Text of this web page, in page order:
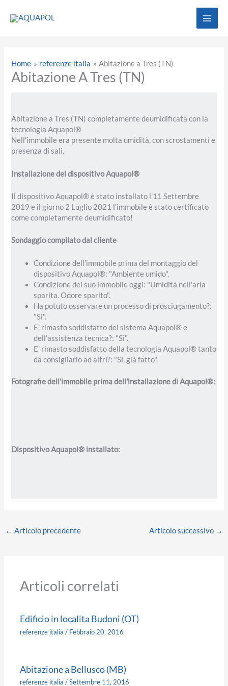
Home referenze italia Abitazione a Tres (TN)
Abitazione A Tres (TN)
Abitazione a Tres (TN) completamente deumidificata con la
tecnologia Aquapol®
Nell'immobile era presente molta umidità, con scrostamenti e
presenza di sali.
Installazione del dispositivo Aquapol®
Il dispositivo Aquapol® è stato installato l'11 Settembre
2019 e il giorno 2 Luglio 2021 l'immobile è stato certificato
come completamente deumidificato!
Sondaggio compilato dal cliente
Condizione dell'immobile prima del montaggio del
dispositivo Aquapol®: "Ambiente umido".
Condizione dei suo immobile oggi: "Umidità nell'aria
sparita. Odore sparito".
Ha potuto osservare un processo di prosciugamento?:
"Sì".
E' rimasto soddisfatto del sistema Aquapol® e
dell'assistenza tecnica?: "Sì".
E' rimasto soddisfatto della tecnologia Aquapol® tanto
da consigliarlo ad altri?: "Sì, già fatto".
Fotografie dell'immobile prima dell'installazione di Aquapol®:
Dispositivo Aquapol® installato:
← Articolo precedente Articolo successivo →
Articoli correlati
Edificio in localita Budoni (OT)
referenze italia / Febbraio 20, 2016
Abitazione a Bellusco (MB)
referenze italia /Settembre 11, 2016